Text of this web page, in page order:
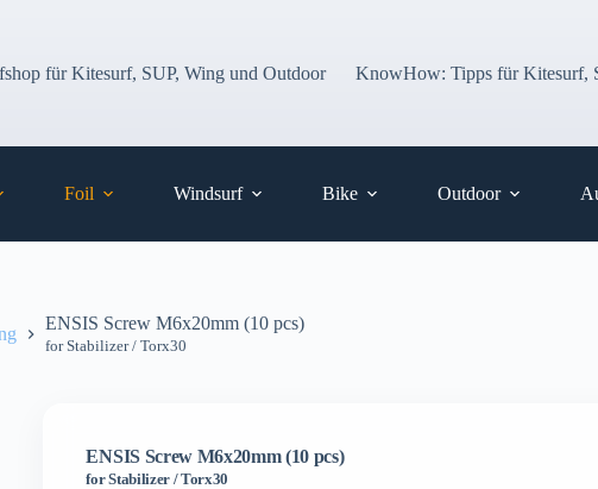
für Kitesurf, SUP, Wing und Outdoor
KnowHow: Tipps für Kitesurf,
Foil Windsurf Bike Outdoor
ENSIS Screw M6x20mm (10 pcs)
for Stabilizer / Torx30
ENSIS Screw M6x20mm (10 pcs)
for Stabilizer / Torx30